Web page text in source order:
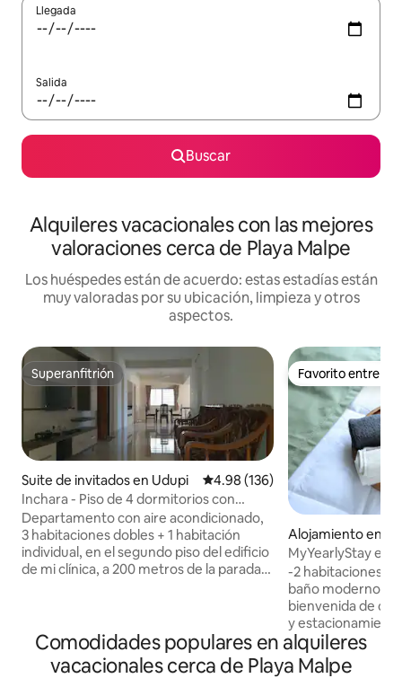
Llegada
Salida
Buscar
Alquileres vacacionales con las mejores
valoraciones cerca de Playa Malpe
Los huéspedes están de acuerdo: estas estadías están
muy valoradas por su ubicación, limpieza y otros
aspectos.
Superanfitrión
Superanfitrión
Suite de invitados en Udupi Calificación promedio: 4.98 de
4.98 (136)
Inchara - Piso de 4 dormitorios con
aparcamiento en la ciudad de Udupi
Departamento con aire acondicionado,
3 habitaciones dobles + 1 habitación
individual, en el segundo piso del edificio
de mi clínica, a 200 metros de la parada
disponible en las instalaciones. Las llaves
se entregarán al realizar el check-in y los
huéspedes tendrán acceso completo
Favorito entre
Favorito entre
Alojamiento en
MyYearlyStay en
-2 habitaciones
baño moderno -
bienvenida de
y
totalmente equipada. - Wifi
Netflix y estéreo
en las
Comodidades populares en alquileres
vacacionales cerca de Playa Malpe